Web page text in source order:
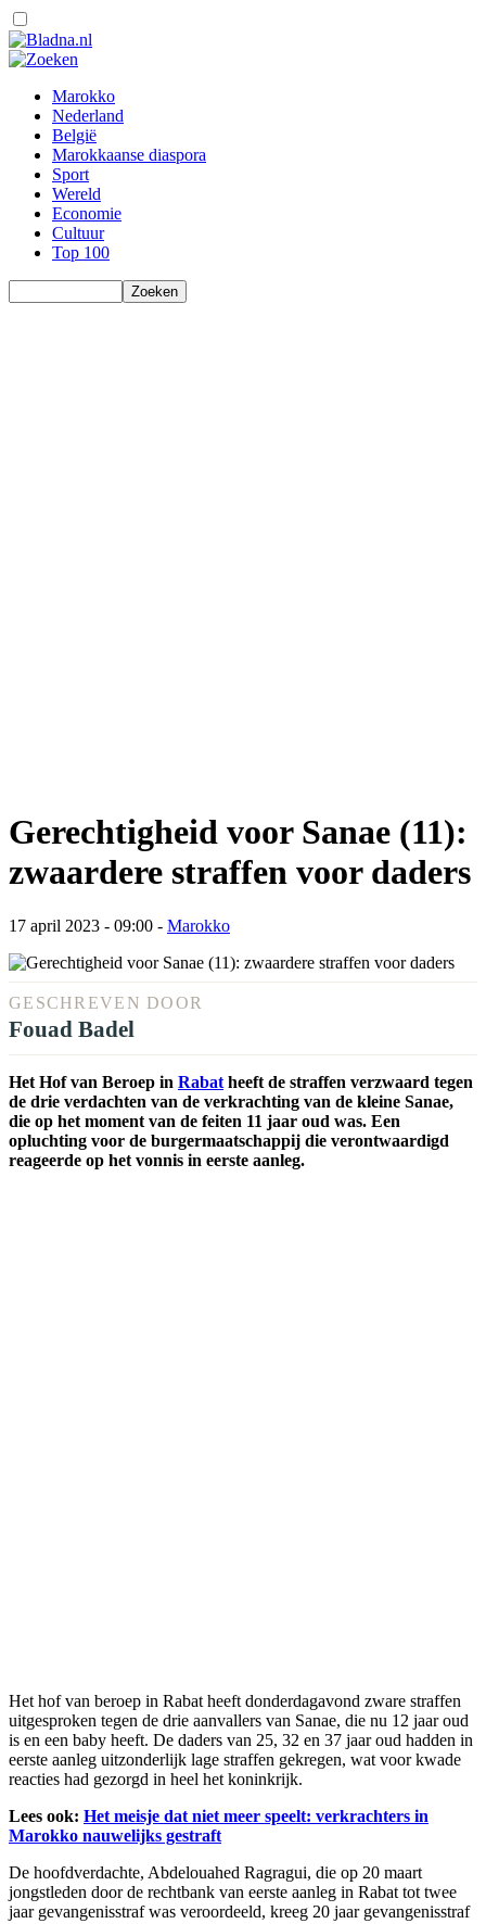
Marokko
Nederland
België
Marokkaanse diaspora
Sport
Wereld
Economie
Cultuur
Top 100
Gerechtigheid voor Sanae (11):
zwaardere straffen voor daders
17 april 2023 - 09:00 - Marokko
GESCHREVEN DOOR
Fouad Badel
Het Hof van Beroep in Rabat heeft de straffen verzwaard tegen
de drie verdachten van de verkrachting van de kleine Sanae,
die op het moment van de feiten 11 jaar oud was. Een
opluchting voor de burgermaatschappij die verontwaardigd
reageerde op het vonnis in eerste aanleg.
Het hof van beroep in Rabat heeft donderdagavond zware straffen
uitgesproken tegen de drie aanvallers van Sanae, die nu 12 jaar oud
is en een baby heeft. De daders van 25, 32 en 37 jaar oud hadden in
eerste aanleg uitzonderlijk lage straffen gekregen, wat voor kwade
reacties had gezorgd in heel het koninkrijk.
Lees ook: Het meisje dat niet meer speelt: verkrachters in
Marokko nauwelijks gestraft
De hoofdverdachte, Abdelouahed Ragragui, die op 20 maart
jongstleden door de rechtbank van eerste aanleg in Rabat tot twee
jaar gevangenisstraf was veroordeeld, kreeg 20 jaar gevangenisstraf